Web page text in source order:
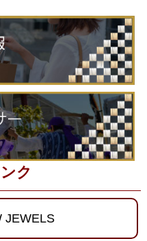
ク
JEWELS